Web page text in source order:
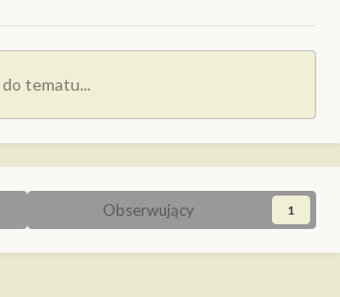
tematu...
Obserwujący 1